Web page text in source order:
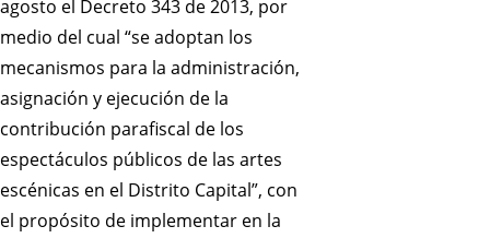
agosto el Decreto 343 de 2013, por
medio del cual “se adoptan los
mecanismos para la administración,
asignación y ejecución de la
contribución parafiscal de los
espectáculos públicos de las artes
escénicas en el Distrito Capital”, con
el propósito de implementar en la